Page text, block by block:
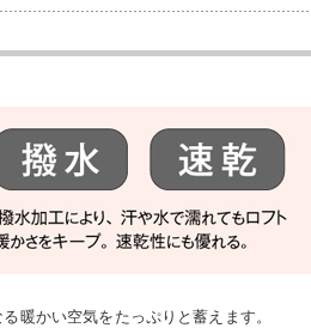
暖かい空気をたっぷりと蓄えます。